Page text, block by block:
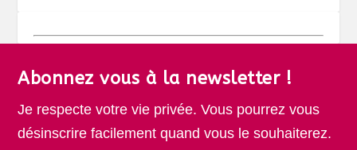
Abonnez vous à la newsletter !
Je respecte votre vie privée. Vous pourrez vous
désinscrire facilement quand vous le souhaiterez.